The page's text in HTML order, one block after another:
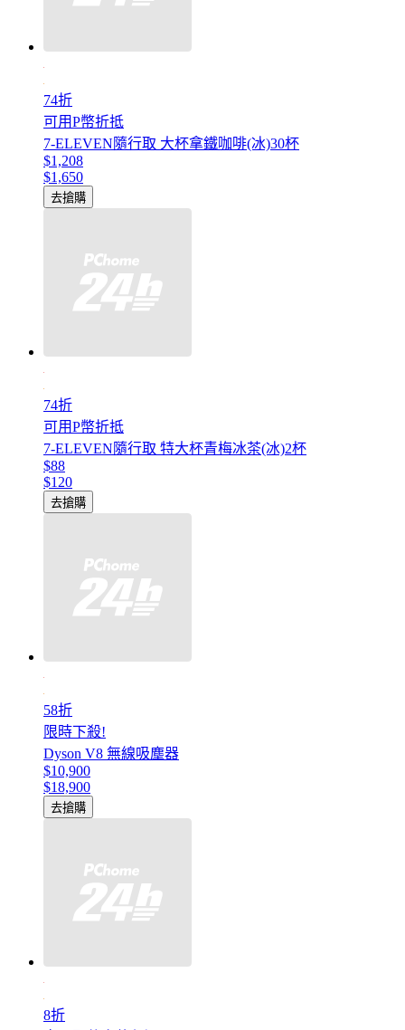
74折
可用P幣折抵
7-ELEVEN隨行取 大杯拿鐵咖啡(冰)30杯
$1,208
$1,650
去搶購
74折
可用P幣折抵
7-ELEVEN隨行取 特大杯青梅冰茶(冰)2杯
$88
$120
去搶購
58折
限時下殺!
Dyson V8 無線吸塵器
$10,900
$18,900
去搶購
8折